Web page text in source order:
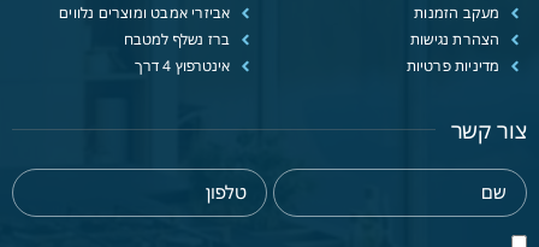
מעקב הזמנות
הצהרת נגישות
מדיניות פרטיות
אביזרי אמבט ומוצרים נלווים
ברז נשלף למטבח
אינטרפוץ 4 דרך
צור קשר